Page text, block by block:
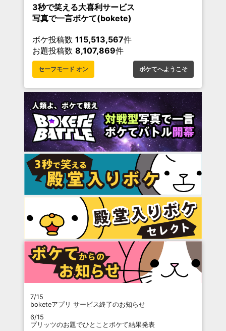
3秒で笑える大喜利サービス
写真で一言ボケて(bokete)
ボケ投稿数 115,513,567件
お題投稿数 8,107,869件
セーフモード オン ボケてへようこそ
7/15
boketeアプリ サービス終了のお知らせ
6/15
プリッツのお題でひとことボケて結果発表